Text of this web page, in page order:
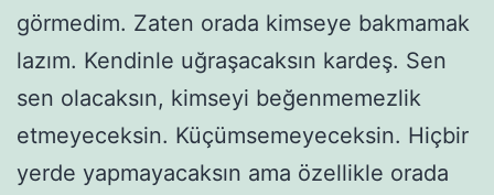
görmedim. Zaten orada kimseye bakmamak
lazım. Kendinle uğraşacaksın kardeş. Sen
sen olacaksın, kimseyi beğenmemezlik
etmeyeceksin. Küçümsemeyeceksin. Hiçbir
yerde yapmayacaksın ama özellikle orada